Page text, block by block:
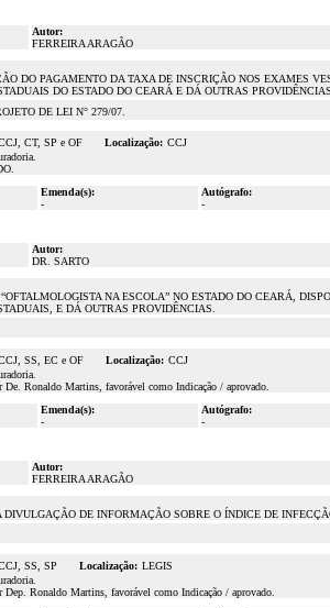
Autor:
FERREIRA ARAGÃO
DO PAGAMENTO DA TAXA DE INSCRIÇÃO NOS EXAMES
DO ESTADO DO CEARÁ E DÁ OUTRAS
DE LEI N° 279/07.
CT, SP e OF Localização: CCJ
Emenda(s):
-
Autógrafo:
-
Autor:
DR. SARTO
NA ESCOLA” NO ESTADO DO CEARÁ,
E DÁ OUTRAS PROVIDÊNCIAS.
SS, EC e OF Localização: CCJ
Ronaldo Martins, favorável como Indicação / aprovado.
Emenda(s):
-
Autógrafo:
-
Autor:
FERREIRA ARAGÃO
DIVULGAÇÃO DE INFORMAÇÃO SOBRE O ÍNDICE DE
SS, SP Localização: LEGIS
Ronaldo Martins, favorável como Indicação / aprovado.